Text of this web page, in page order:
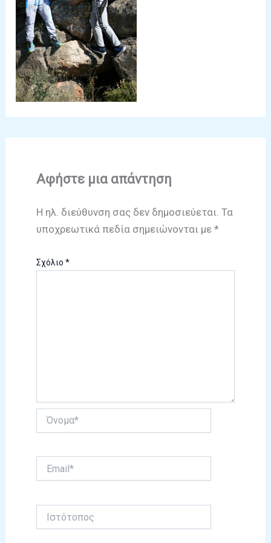
Αφήστε μια απάντηση
Η ηλ. διεύθυνση σας δεν δημοσιεύεται. Τα
υποχρεωτικά πεδία σημειώνονται με*
Σχόλιο*
Όνομα*